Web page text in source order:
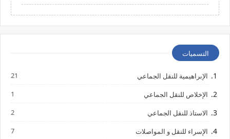
التسميات
الإبراهيمية للنقل الجماعي 21
الإخلاص للنقل الجماعي 1
الاستاذ للنقل الجماعي 2
الإسراء للنقل و المواصلات 7